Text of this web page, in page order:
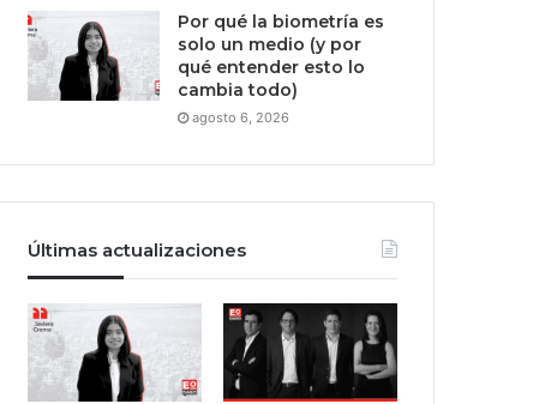
Por qué la biometría es
solo un medio (y por
qué entender esto lo
cambia todo)
agosto 6, 2026
Últimas actualizaciones